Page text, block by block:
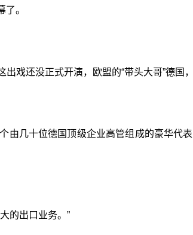
。
戏还没正式开演，欧盟的“带头大哥”德国
由几十位德国顶级企业高管组成的豪华代
的出口业务。”